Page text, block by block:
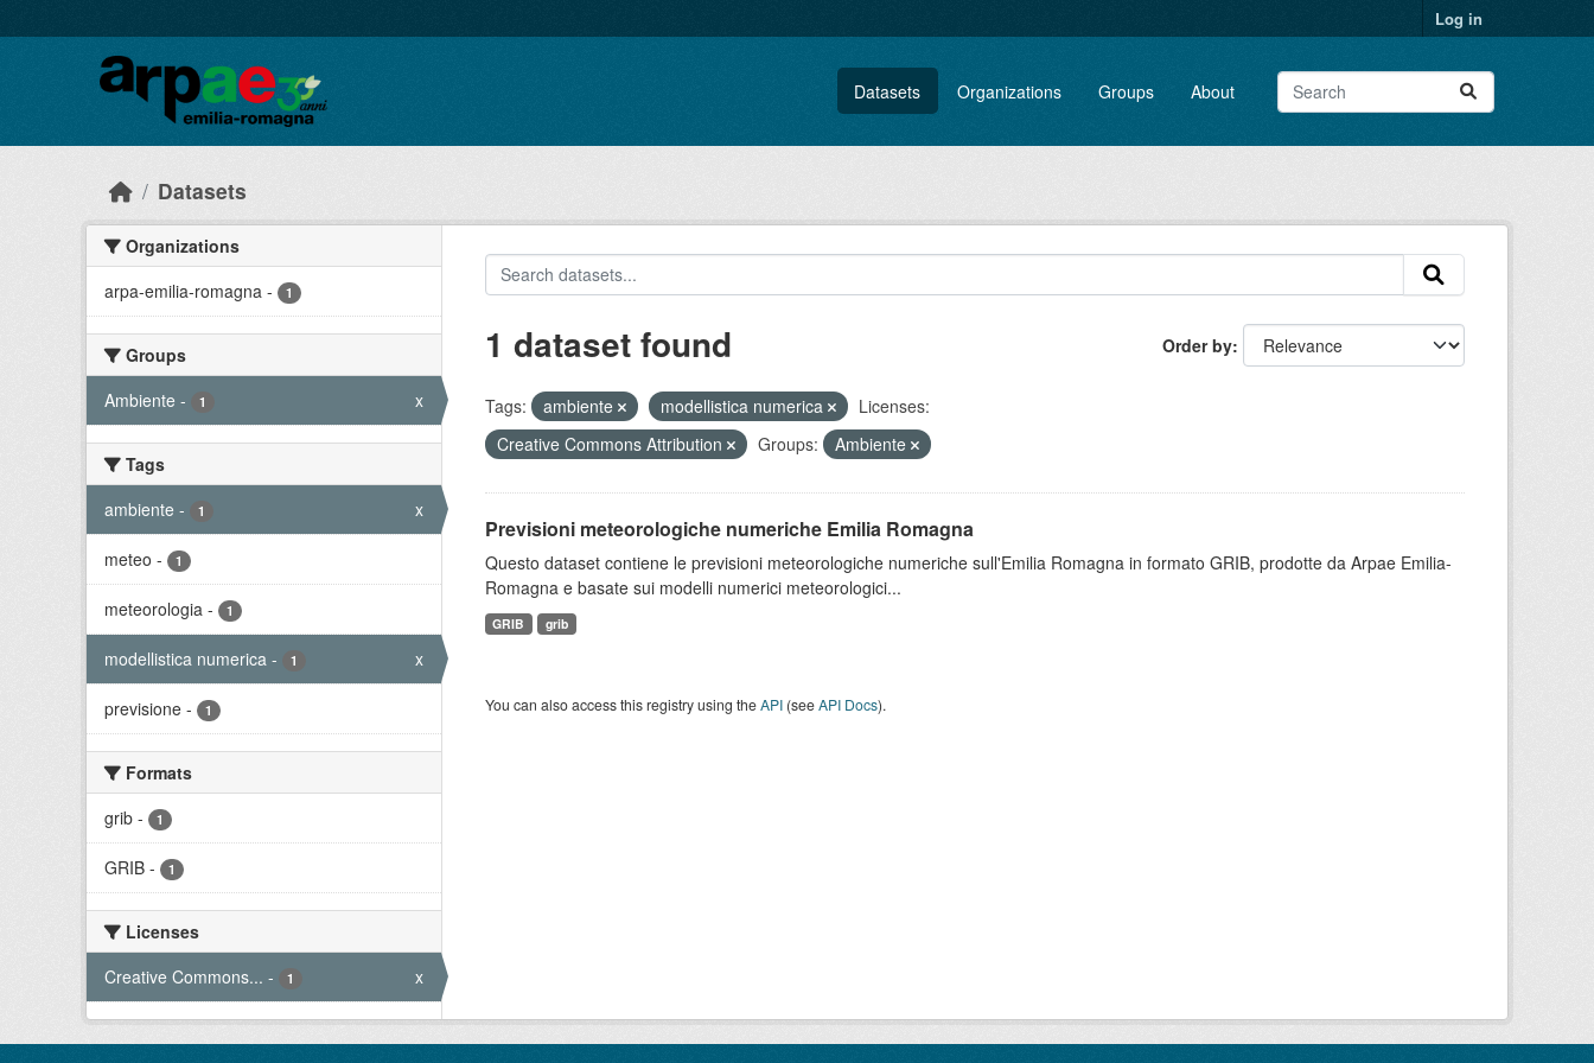
Log in
Datasets Organizations Groups About
Datasets
Organizations
arpa-emilia-romagna - 1
Groups
Ambiente - 1 x
Tags
ambiente - 1 x
meteo - 1
meteorologia - 1
modellistica numerica - 1 x
previsione - 1
Formats
grib - 1
GRIB - 1
Licenses
Creative Commons... - 1 x
Order by
1 dataset found
Tags: ambiente modellistica numerica
Licenses:
Creative Commons Attribution
Groups: Ambiente
Previsioni meteorologiche numeriche Emilia Romagna
Questo dataset contiene le previsioni meteorologiche numeriche sull'Emilia Romagna in formato GRIB, prodotte da Arpae Emilia-
Romagna e basate sui modelli numerici meteorologici...
GRIB grib
You can also access this registry using theAPI(seeAPI Docs).